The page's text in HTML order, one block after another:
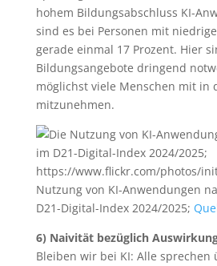
hohem Bildungsabschluss KI-
sind es bei Personen mit
gerade einmal 17 Prozent. Hier
Bildungsangebote dringend
möglichst viele Menschen mit in
mitzunehmen.
Nutzung von KI-Anwendungen
D21-Digital-Index 2024/2025;
6) Naivität bezüglich
Bleiben wir bei KI: Alle sprechen